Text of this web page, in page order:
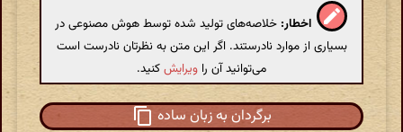
اخطار: خلاصه‌های تولید شده توسط هوش مصنوعی در
بسیاری از موارد نادرستند. اگر این متن به نظرتان نادرست است
می‌توانید آن را ویرایشکنید.
برگردان به زبان ساده